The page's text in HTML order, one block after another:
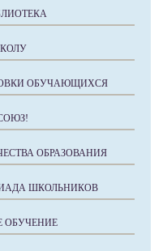
ОБУЧАЮЩИХСЯ
ОБРАЗОВАНИЯ
ШКОЛЬНИКОВ
ОБУЧЕНИЕ